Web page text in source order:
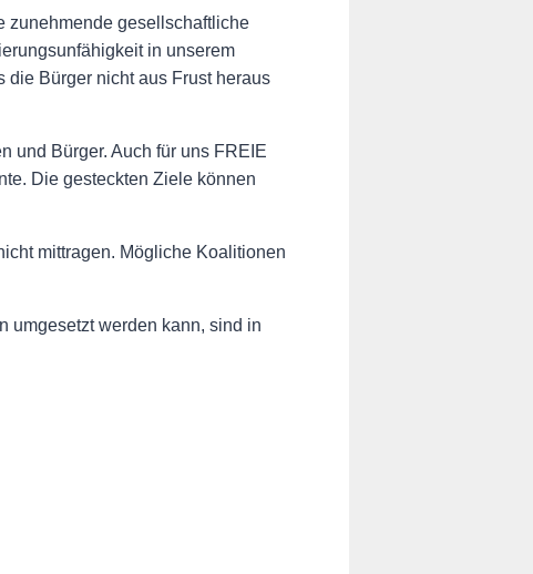
zunehmende gesellschaftliche
in unserem
Bürger nicht aus Frust heraus
und Bürger. Auch für uns FREIE
Die gesteckten Ziele können
mittragen. Mögliche Koalitionen
umgesetzt werden kann, sind in